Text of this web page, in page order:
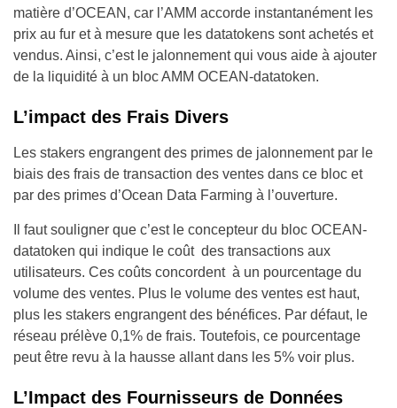
matière d’OCEAN, car l’AMM accorde instantanément les
prix au fur et à mesure que les datatokens sont achetés et
vendus. Ainsi, c’est le jalonnement qui vous aide à ajouter
de la liquidité à un bloc AMM OCEAN-datatoken.
L’impact des Frais Divers
Les stakers engrangent des primes de jalonnement par le
biais des frais de transaction des ventes dans ce bloc et
par des primes d’Ocean Data Farming à l’ouverture.
Il faut souligner que c’est le concepteur du bloc OCEAN-
datatoken qui indique le coût des transactions aux
utilisateurs. Ces coûts concordent à un pourcentage du
volume des ventes. Plus le volume des ventes est haut,
plus les stakers engrangent des bénéfices. Par défaut, le
réseau prélève 0,1% de frais. Toutefois, ce pourcentage
peut être revu à la hausse allant dans les 5% voir plus.
L’Impact des Fournisseurs de Données